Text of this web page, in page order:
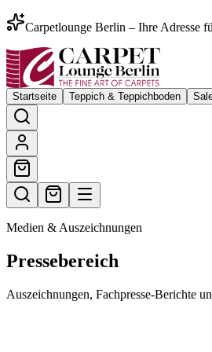
Carpetlounge Berlin – Ihre Adresse
Startseite Teppich & Teppichboden
Medien & Auszeichnungen
Pressebereich
Auszeichnungen, Fachpresse-Berichte